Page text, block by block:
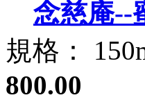
念慈庵--
規格：
800.00